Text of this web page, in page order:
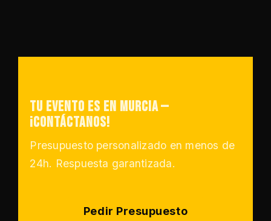
Tu evento es en Murcia —
¡Contáctanos!
Presupuesto personalizado en menos de
24h. Respuesta garantizada.
Pedir Presupuesto